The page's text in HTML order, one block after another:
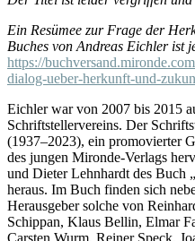
Ein Resümee zur Frage der
Buches von Andreas Eichler ist
https://
dialog-ueber-herkunft-und-
Eichler war von 2007 bis 2015
Schriftstellervereins. Der
(1937–2023), ein promovierter
des jungen Mironde-Verlags
und Dieter Lehnhardt des Buch
heraus. Im Buch finden sich
Herausgeber solche von
Schippan, Klaus Bellin, Elmar
Carsten Wurm, Reiner Speck,